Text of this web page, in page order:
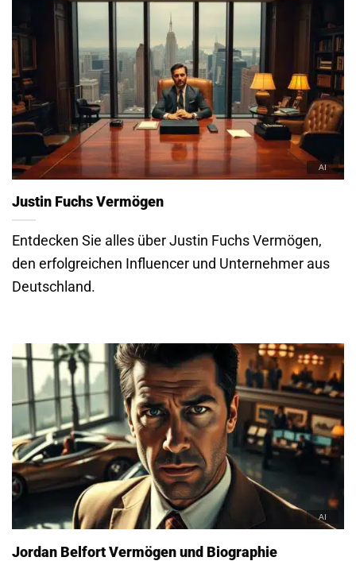
Justin Fuchs Vermögen
Entdecken Sie alles über Justin Fuchs Vermögen,
den erfolgreichen Influencer und Unternehmer aus
Deutschland.
Jordan Belfort Vermögen und Biographie